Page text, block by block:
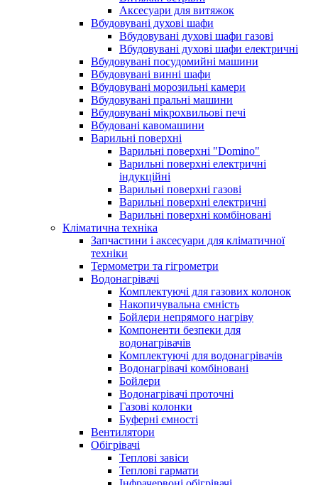
Аксесуари для витяжок
Вбудовувані духові шафи
Вбудовувані духові шафи газові
Вбудовувані духові шафи електричні
Вбудовувані посудомийні машини
Вбудовувані винні шафи
Вбудовувані морозильні камери
Вбудовувані пральні машини
Вбудовувані мікрохвильові печі
Вбудовані кавомашини
Варильні поверхні
Варильні поверхні "Domino"
Варильні поверхні електричні
індукційні
Варильні поверхні газові
Варильні поверхні електричні
Варильні поверхні комбіновані
Кліматична техніка
Запчастини і аксесуари для кліматичної
техніки
Термометри та гігрометри
Водонагрівачі
Комплектуючі для газових колонок
Накопичувальна ємність
Бойлери непрямого нагріву
Компоненти безпеки для
водонагрівачів
Комплектуючі для водонагрівачів
Водонагрівачі комбіновані
Бойлери
Водонагрівачі проточні
Газові колонки
Буферні ємності
Вентилятори
Обігрівачі
Теплові завіси
Теплові гармати